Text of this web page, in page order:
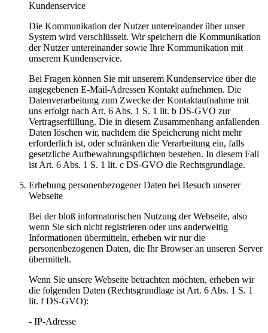
Kundenservice
Die Kommunikation der Nutzer untereinander über unser
System wird verschlüsselt. Wir speichern die Kommunikation
der Nutzer untereinander sowie Ihre Kommunikation mit
unserem Kundenservice.
Bei Fragen können Sie mit unserem Kundenservice über die
angegebenen E-Mail-Adressen Kontakt aufnehmen. Die
Datenverarbeitung zum Zwecke der Kontaktaufnahme mit
uns erfolgt nach Art. 6 Abs. 1 S. 1 lit. b DS-GVO zur
Vertragserfüllung. Die in diesem Zusammenhang anfallenden
Daten löschen wir, nachdem die Speicherung nicht mehr
erforderlich ist, oder schränken die Verarbeitung ein, falls
gesetzliche Aufbewahrungspflichten bestehen. In diesem Fall
ist Art. 6 Abs. 1 S. 1 lit. c DS-GVO die Rechtsgrundlage.
Erhebung personenbezogener Daten bei Besuch unserer
Webseite
Bei der bloß informatorischen Nutzung der Webseite, also
wenn Sie sich nicht registrieren oder uns anderweitig
Informationen übermitteln, erheben wir nur die
personenbezogenen Daten, die Ihr Browser an unseren Server
übermittelt.
Wenn Sie unsere Webseite betrachten möchten, erheben wir
die folgenden Daten (Rechtsgrundlage ist Art. 6 Abs. 1 S. 1
lit. f DS-GVO):
- IP-Adresse